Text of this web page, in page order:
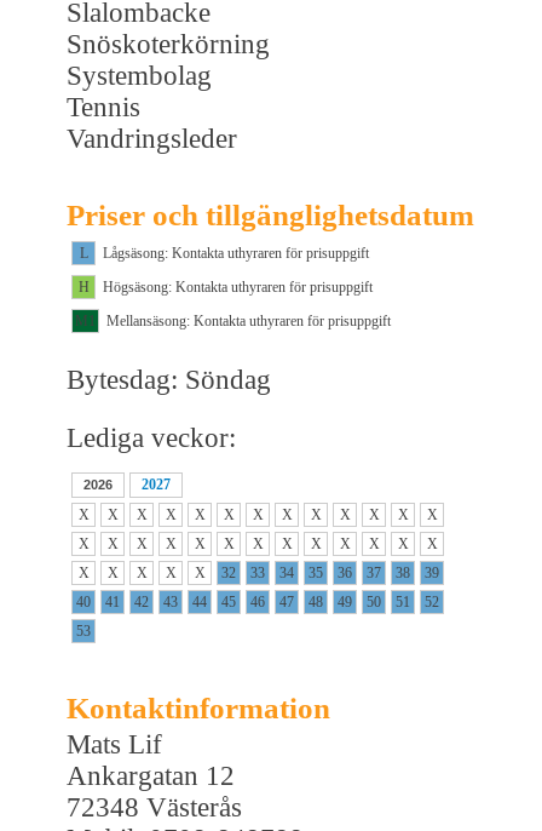
Slalombacke
Snöskoterkörning
Systembolag
Tennis
Vandringsleder
Priser och tillgänglighetsdatum
L
Lågsäsong: Kontakta uthyraren för prisuppgift
H
Högsäsong: Kontakta uthyraren för prisuppgift
M1
Mellansäsong: Kontakta uthyraren för prisuppgift
Bytesdag: Söndag
Lediga veckor:
2026
2027
X
X X X X X X X X X X X
X
X
X X X X X X X X X X X
X
X
X X X X 32 33 34 35 36 37 38
39
40
41 42 43 44 45 46 47 48 49 50 51
52
53
Kontaktinformation
Mats Lif
Ankargatan 12
72348 Västerås